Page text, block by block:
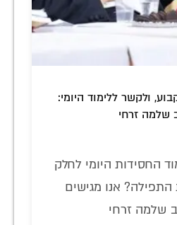
ולקשר ללימוד היומי:
זרחי
החסידות היומי לחלק
אנו מגישים
שלמה זרחי